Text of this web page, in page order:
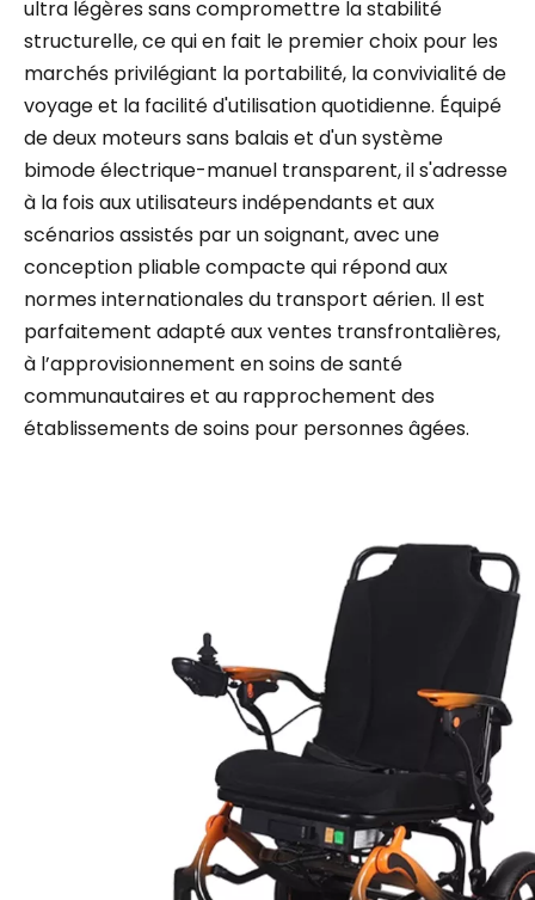
ultra légères sans compromettre la stabilité
structurelle, ce qui en fait le premier choix pour les
marchés privilégiant la portabilité, la convivialité de
voyage et la facilité d'utilisation quotidienne. Équipé
de deux moteurs sans balais et d'un système
bimode électrique-manuel transparent, il s'adresse
à la fois aux utilisateurs indépendants et aux
scénarios assistés par un soignant, avec une
conception pliable compacte qui répond aux
normes internationales du transport aérien. Il est
parfaitement adapté aux ventes transfrontalières,
à l’approvisionnement en soins de santé
communautaires et au rapprochement des
établissements de soins pour personnes âgées.